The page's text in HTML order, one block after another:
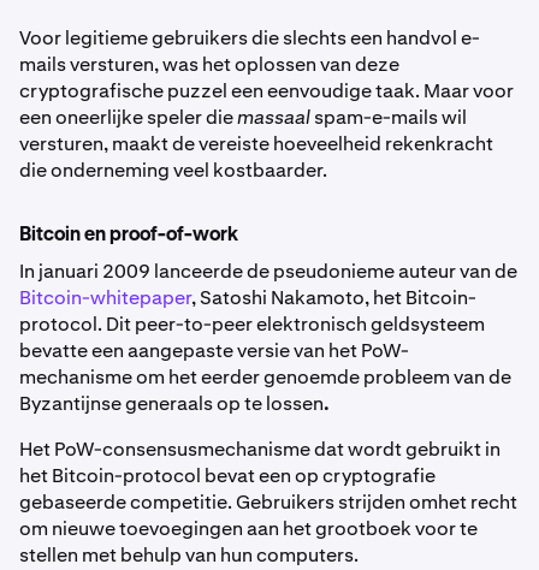
Voor legitieme gebruikers die slechts een handvol e-
mails versturen, was het oplossen van deze
cryptografische puzzel een eenvoudige taak. Maar voor
een oneerlijke speler diemassaalspam-e-mails wil
versturen, maakt de vereiste hoeveelheid rekenkracht
die onderneming veel kostbaarder.
Bitcoin en proof-of-work
In januari 2009 lanceerde de pseudonieme auteur van de
Bitcoin-whitepaper, Satoshi Nakamoto, het Bitcoin-
protocol. Dit peer-to-peer elektronisch geldsysteem
bevatte een aangepaste versie van het PoW-
mechanisme om het eerder genoemde probleem van de
Byzantijnse generaals op te lossen.
Het PoW-consensusmechanisme dat wordt gebruikt in
het Bitcoin-protocol bevat een op cryptografie
gebaseerde competitie. Gebruikers strijden omhet recht
om nieuwe toevoegingen aan het grootboek voor te
stellen met behulp van hun computers.